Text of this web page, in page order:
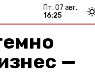
пт, 07 авг.
16:25
—